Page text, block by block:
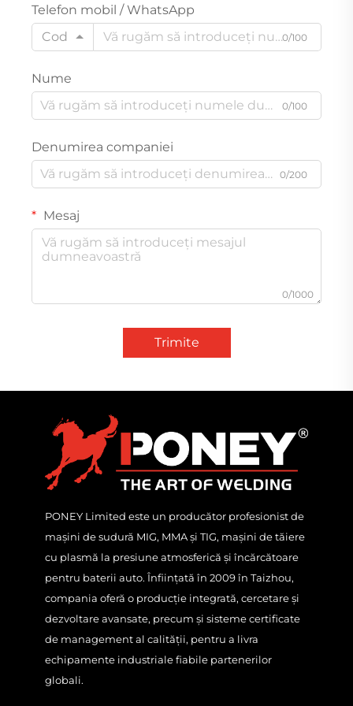
Telefon mobil / WhatsApp
Cod
0/100
Nume
0/100
Denumirea companiei
0/200
Mesaj
0/1000
Trimite
PONEY Limited este un producător profesionist de
mașini de sudură MIG, MMA și TIG, mașini de tăiere
cu plasmă la presiune atmosferică și încărcătoare
pentru baterii auto. Înființată în 2009 în Taizhou,
compania oferă o producție integrată, cercetare și
dezvoltare avansate, precum și sisteme certificate
de management al calității, pentru a livra
echipamente industriale fiabile partenerilor
globali.